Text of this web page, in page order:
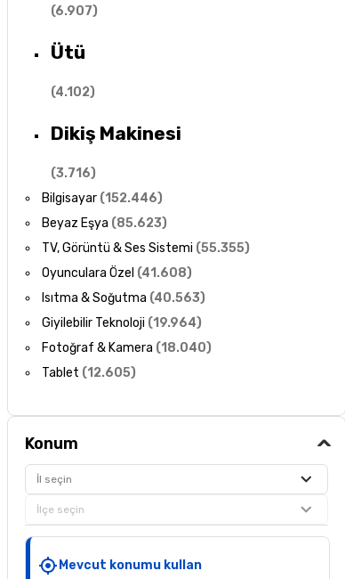
(6.907)
Ütü
(4.102)
Dikiş Makinesi
(3.716)
Bilgisayar (152.446)
Beyaz Eşya (85.623)
TV, Görüntü & Ses Sistemi (55.355)
Oyunculara Özel (41.608)
Isıtma & Soğutma (40.563)
Giyilebilir Teknoloji (19.964)
Fotoğraf & Kamera (18.040)
Tablet (12.605)
Konum
İl seçin
İlçe seçin
Mevcut konumu kullan